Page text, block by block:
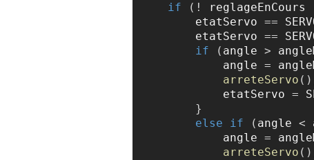
if ( ! reglageEnCours
        etatServo
==
        etatServo
==
if
( angle >
            angle
=
arreteServo ( )
            etatServo
=
}
else
if ( angle <
            angle
=
arreteServo ( )